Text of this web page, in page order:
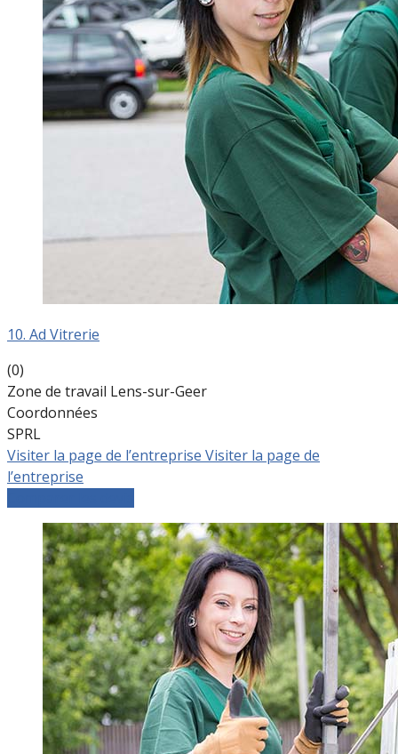
10. Ad Vitrerie
(0)
Zone de travail Lens-sur-Geer
Coordonnées
SPRL
Visiter la page de l’entreprise Visiter la page de
l’entreprise